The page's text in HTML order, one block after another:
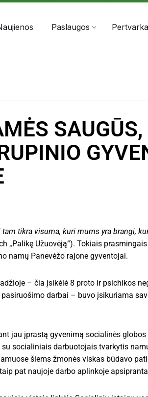
Paslaugos
tam tikra visuma, kuri mums yra brangi,
„Palikę Užuovėją“). Tokiais
namų Panevėžo rajone gyventojai.
– čia įsikėlė 8 proto ir psichikos
darbai – buvo įsikuriama
jau įprastą gyvenimą socialinės
socialiniais darbuotojais tvarkytis
šiems žmonės viskas būdavo
pat naujoje darbo aplinkoje